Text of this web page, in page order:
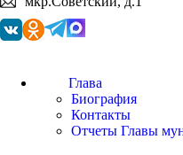
Глава
Биография
Контакты
Отчеты Главы